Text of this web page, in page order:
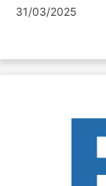
31/03/2025